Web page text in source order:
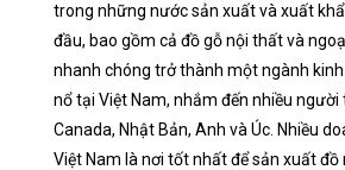
trong những nước sản xuất và xuất
đầu, bao gồm cả đồ gỗ nội thất và
nhanh chóng trở thành một ngành
nổ tại Việt Nam, nhắm đến nhiều người
Canada, Nhật Bản, Anh và Úc. Nhiều
Việt Nam là nơi tốt nhất để sản xuất